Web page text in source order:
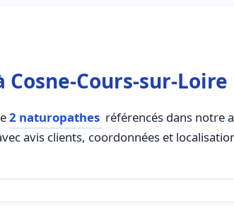
Cours-sur-Loire
2 naturopathes référencés dans notre
avis clients, coordonnées et